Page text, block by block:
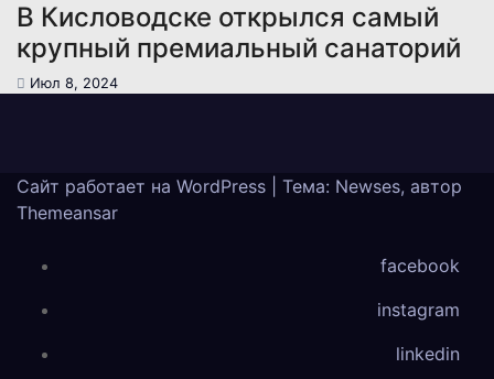
В Кисловодске открылся самый
крупный премиальный санаторий
Июл 8, 2024
Сайт работает на WordPress
Тема: Newses, автор
Themeansar
facebook
instagram
linkedin